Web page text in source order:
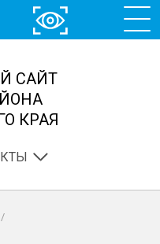
САЙТ
КРАЯ
/